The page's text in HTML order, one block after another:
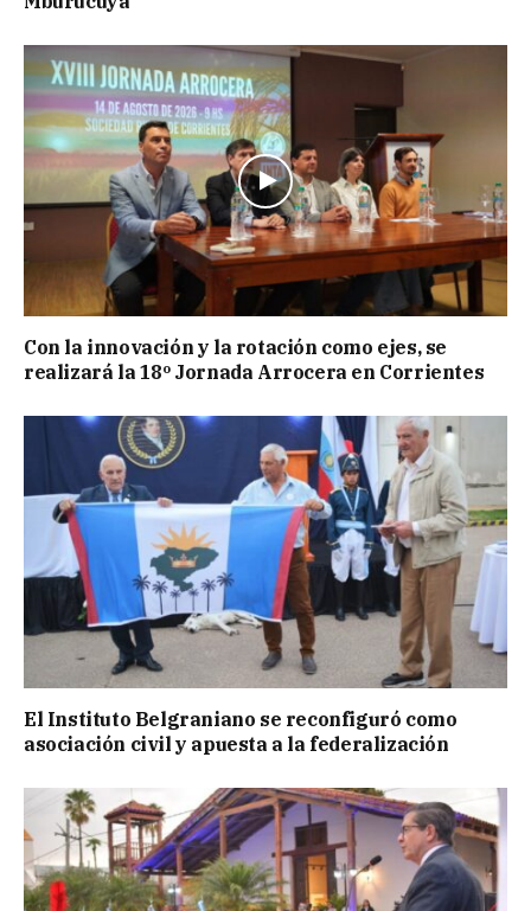
Con la innovación y la rotación como ejes, se
realizará la 18º Jornada Arrocera en Corrientes
El Instituto Belgraniano se reconfiguró como
asociación civil y apuesta a la federalización